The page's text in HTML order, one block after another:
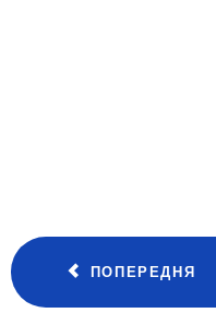
ПОПЕРЕДНЯ